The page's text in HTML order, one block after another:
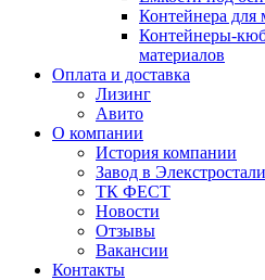
Контейнера для
Контейнеры-
материалов
Оплата и доставка
Лизинг
Авито
О компании
История компании
Завод в Элекстростали
ТК ФЕСТ
Новости
Отзывы
Вакансии
Контакты